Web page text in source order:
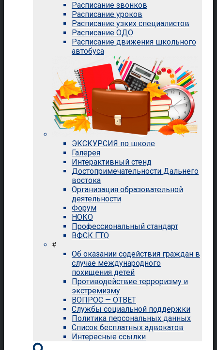
Расписание звонков
Расписание уроков
Расписание узких специалистов
Расписание ОДО
Расписание движения школьного
автобуса
ЭКСКУРСИЯ по школе
Галерея
Интерактивный стенд
Достопримечательности Дальнего
востока
Организация образовательной
деятельности
Форум
НОКО
Профессиональный стандарт
ВФСК ГТО
#
Об оказании содействия граждан в
случае международного
похищения детей
Противодействие терроризму и
экстремизму
ВОПРОС — ОТВЕТ
Службы социальной поддержки
Политика персональных данных
Список бесплатных адвокатов
Интересные ссылки